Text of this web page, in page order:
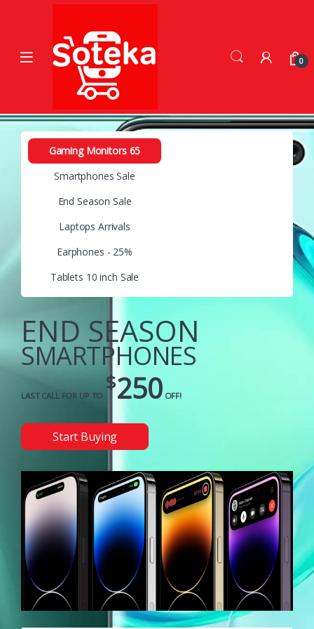
0
END SEASON
SMARTPHONES
LAST CALL FOR UP TO
$250OFF!
Start Buying
Gaming Monitors 65
Smartphones Sale
End Season Sale
Laptops Arrivals
Earphones - 25%
Tablets 10 inch Sale